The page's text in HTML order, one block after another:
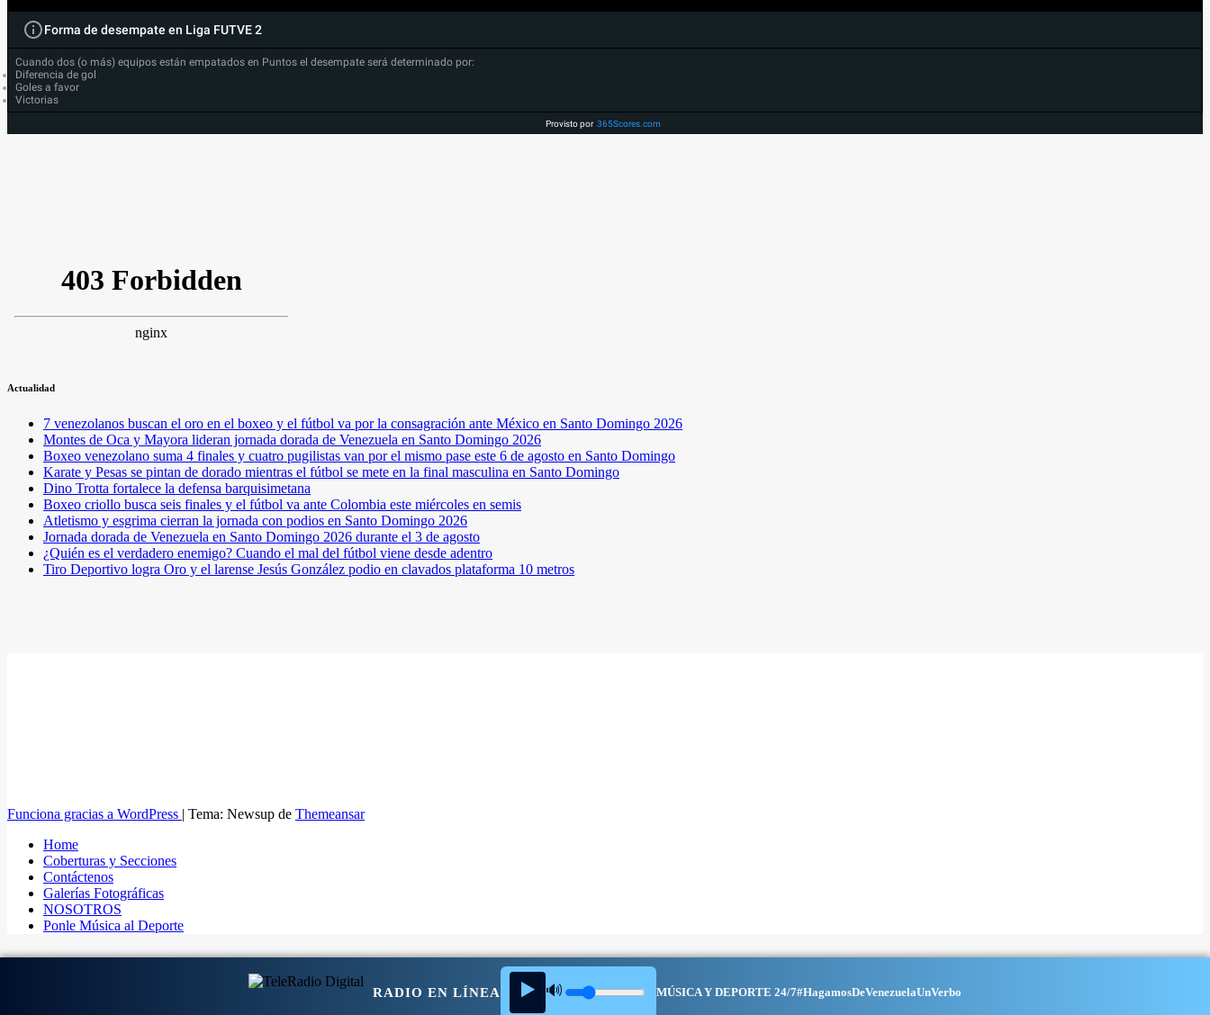
Forma de desempate en Liga FUTVE 2
Cuando dos (o más) equipos están empatados en Puntos el desempate será determinado por:
Diferencia de gol
Goles a favor
Victorias
Provisto por 365Scores.com
Actualidad
7 venezolanos buscan el oro en el boxeo y el fútbol va por la consagración ante México en Santo Domingo 2026
Montes de Oca y Mayora lideran jornada dorada de Venezuela en Santo Domingo 2026
Boxeo venezolano suma 4 finales y cuatro pugilistas van por el mismo pase este 6 de agosto en Santo Domingo
Karate y Pesas se pintan de dorado mientras el fútbol se mete en la final masculina en Santo Domingo
Dino Trotta fortalece la defensa barquisimetana
Boxeo criollo busca seis finales y el fútbol va ante Colombia este miércoles en semis
Atletismo y esgrima cierran la jornada con podios en Santo Domingo 2026
Jornada dorada de Venezuela en Santo Domingo 2026 durante el 3 de agosto
¿Quién es el verdadero enemigo? Cuando el mal del fútbol viene desde adentro
Tiro Deportivo logra Oro y el larense Jesús González podio en clavados plataforma 10 metros
RADIO EN LÍNEA ▶️ 🔊 MÚSICA Y DEPORTE 24/7#HagamosDeVenezuelaUnVerbo
Funciona gracias a WordPress | Tema: Newsup de Themeansar
Home
Coberturas y Secciones
Contáctenos
Galerías Fotográficas
NOSOTROS
Ponle Música al Deporte